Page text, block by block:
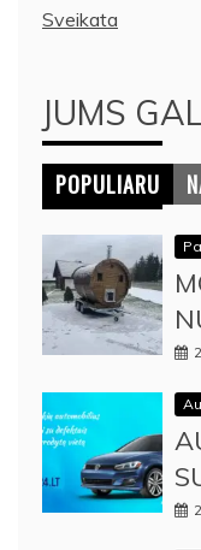
Sveikata
JUMS
POPULIARU